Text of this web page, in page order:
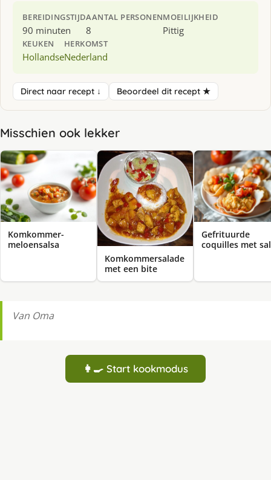
BEREIDINGSTIJD
90 minuten
AANTAL PERSONEN
8
MOEILIJKHEID
Pittig
KEUKEN
Hollandse
HERKOMST
Nederland
Direct naar recept ↓ Beoordeel dit recept ★
Misschien ook lekker
Komkommer-
meloensalsa
Komkommersalade
met een bite
Gefrituurde
coquilles met
Van Oma
👩‍🍳 Start kookmodus